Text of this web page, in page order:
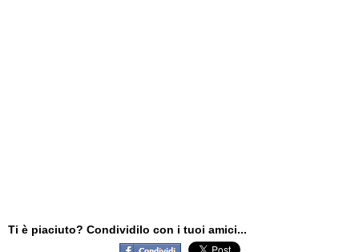
Ti è piaciuto? Condividilo con i tuoi amici...